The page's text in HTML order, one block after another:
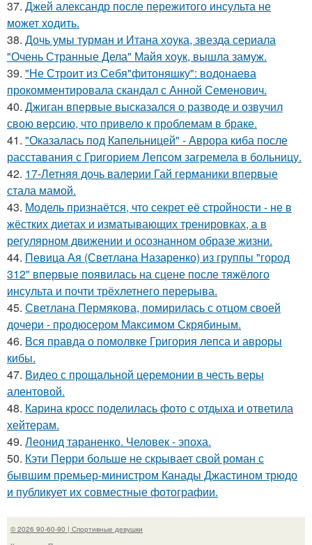
37. Джей александр после пережитого инсульта не
может ходить.
38. Дочь умы турман и Итана хоука, звезда сериала
"Очень Странные Дела" Майя хоук, вышла замуж.
39. "Не Строит из Себя"фитоняшку": водонаева
прокомментировала скандал с Анной Семенович.
40. Джиган впервые высказался о разводе и озвучил
свою версию, что привело к проблемам в браке.
41. "Оказалась под Капельницей" - Аврора киба после
расставания с Григорием Лепсом загремела в больницу.
42. 17-Летняя дочь валерии Гай германики впервые
стала мамой.
43. Модель признаётся, что секрет её стройности - не в
жёстких диетах и изматывающих тренировках, а в
регулярном движении и осознанном образе жизни.
44. Певица Ая (Светлана Назаренко) из группы "город
312" впервые появилась на сцене после тяжёлого
инсульта и почти трёхлетнего перерыва.
45. Светлана Пермякова, помирилась с отцом своей
дочери - продюсером Максимом Скрябиным.
46. Вся правда о помолвке Григория лепса и авроры
кибы.
47. Видео с прощальной церемонии в честь веры
алентовой.
48. Карина кросс поделилась фото с отдыха и ответила
хейтерам.
49. Леонид тараненко. Человек - эпоха.
50. Кэти Перри больше не скрывает свой роман с
бывшим премьер-министром Канады Джастином трюдо
и публикует их совместные фотографии.
© 2026 90-60-90 | Спортивные девушки